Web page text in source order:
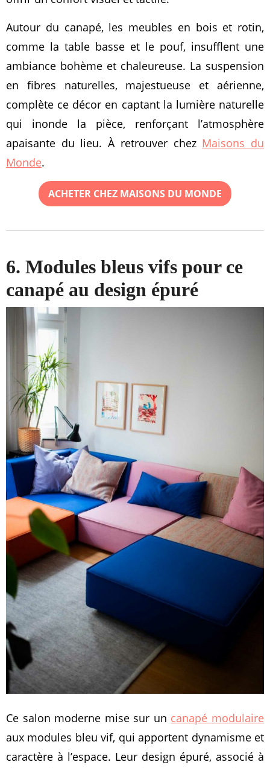
Autour du canapé, les meubles en bois et rotin,
comme la table basse et le pouf, insufflent une
ambiance bohème et chaleureuse. La suspension
en fibres naturelles, majestueuse et aérienne,
complète ce décor en captant la lumière naturelle
qui inonde la pièce, renforçant l’atmosphère
apaisante du lieu. À retrouver chez Maisons du
Monde.
ACHETER CHEZ MAISONS DU MONDE
6. Modules bleus vifs pour ce
canapé au design épuré
Ce salon moderne mise sur un canapé modulaire
aux modules bleu vif, qui apportent dynamisme et
caractère à l’espace. Leur design épuré, associé à